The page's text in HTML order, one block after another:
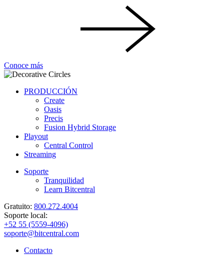
Conoce más
PRODUCCIÓN
Create
Oasis
Precis
Fusion Hybrid Storage
Playout
Central Control
Streaming
Soporte
Tranquilidad
Learn Bitcentral
Gratuito: 800.272.4004
Soporte local:
+52 55 (5559-4096)
soporte@bitcentral.com
Contacto